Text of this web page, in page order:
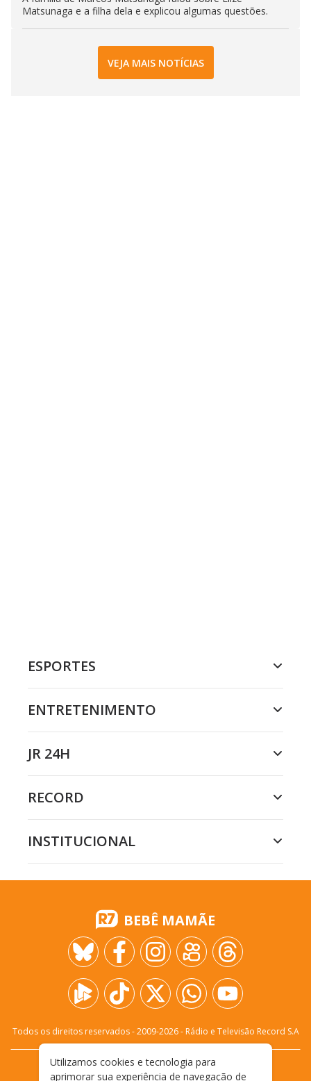
Matsunaga e a filha dela e explicou algumas questões.
VEJA MAIS NOTÍCIAS
ESPORTES
ENTRETENIMENTO
JR 24H
RECORD
INSTITUCIONAL
BEBÊ MAMÃE
Todos os direitos reservados - 2009-2026- Rádio e Televisão Record S.A
FALE CONOSCO PRIVACIDADE
Utilizamos cookies e tecnologia para
aprimorar sua experiência de navegação de